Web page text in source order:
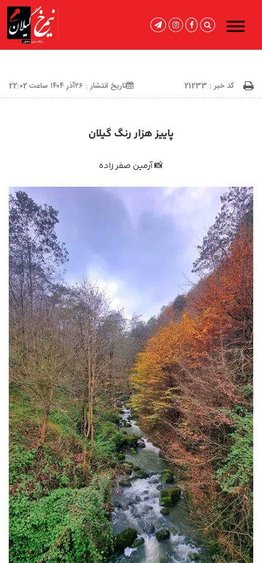
کد خبر : 21233 تاریخ انتشار : ۲۶آذر ۱۴۰۴ ساعت 22:02
پاییز هزار رنگ گیلان
📸 آرمین صفر زاده